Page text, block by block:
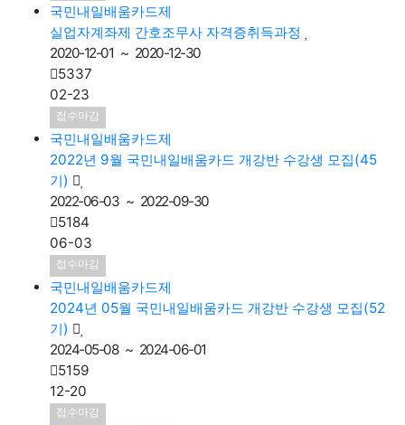
실업자계좌제 간호조무사 자격증취득과정
2020-12-01 ~ 2020-12-30
5337
02-23
접수마감
국민내일배움카드제
2022년 9월 국민내일배움카드 개강반 수강생 모집(45
기)
2022-06-03 ~ 2022-09-30
5184
06-03
접수마감
국민내일배움카드제
2024년 05월 국민내일배움카드 개강반 수강생 모집(52
기)
2024-05-08 ~ 2024-06-01
5159
12-20
접수마감
국민내일배움카드제